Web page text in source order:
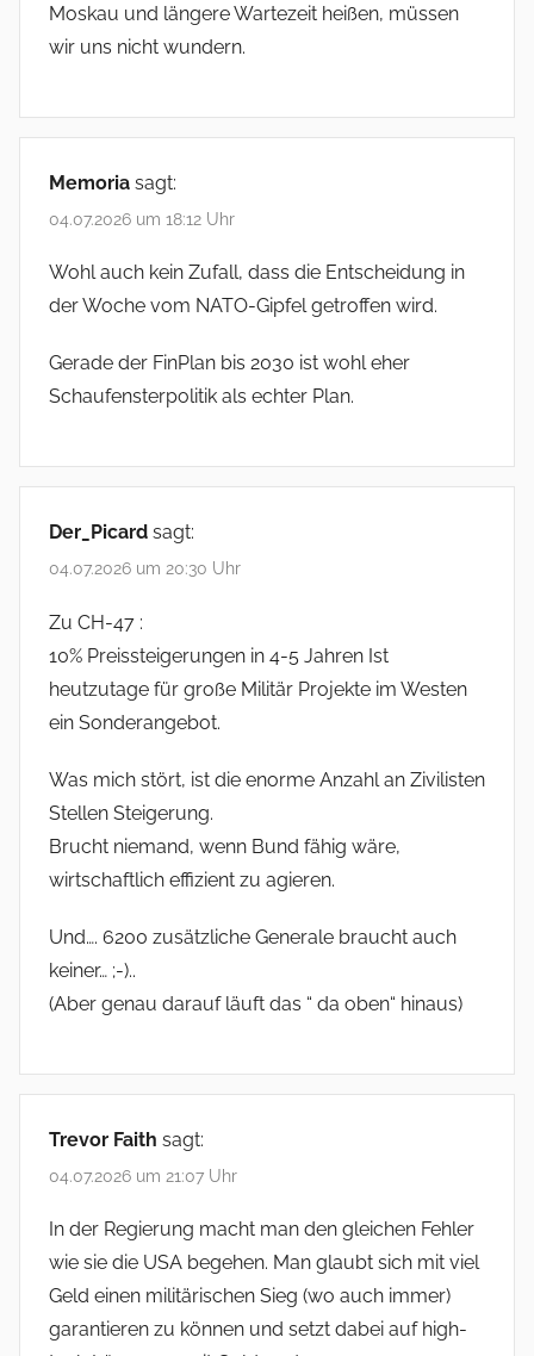
Moskau und längere Wartezeit heißen, müssen
wir uns nicht wundern.
Memoria sagt:
04.07.2026 um 18:12 Uhr
Wohl auch kein Zufall, dass die Entscheidung in
der Woche vom NATO-Gipfel getroffen wird.
Gerade der FinPlan bis 2030 ist wohl eher
Schaufensterpolitik als echter Plan.
Der_Picard sagt:
04.07.2026 um 20:30 Uhr
Zu CH-47 :
10% Preissteigerungen in 4-5 Jahren Ist
heutzutage für große Militär Projekte im Westen
ein Sonderangebot.
Was mich stört, ist die enorme Anzahl an Zivilisten
Stellen Steigerung.
Brucht niemand, wenn Bund fähig wäre,
wirtschaftlich effizient zu agieren.
Und…. 6200 zusätzliche Generale braucht auch
keiner… ;-)..
(Aber genau darauf läuft das “ da oben“ hinaus)
Trevor Faith sagt:
04.07.2026 um 21:07 Uhr
In der Regierung macht man den gleichen Fehler
wie sie die USA begehen. Man glaubt sich mit viel
Geld einen militärischen Sieg (wo auch immer)
garantieren zu können und setzt dabei auf high-